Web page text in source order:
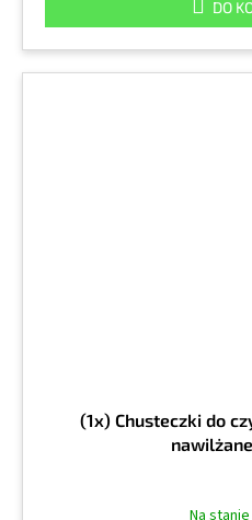
DO
(1x) Chusteczki do
Na stanie